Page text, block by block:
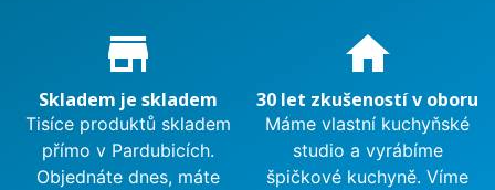
Proč nakupovat u nás?
store_mall_directory
Skladem je skladem
Tisíce produktů skladem
přímo v Pardubicích.
Objednáte dnes, máte
home
30 let zkušeností v oboru
Máme vlastní kuchyňské
studio a vyrábíme
špičkové kuchyně. Víme